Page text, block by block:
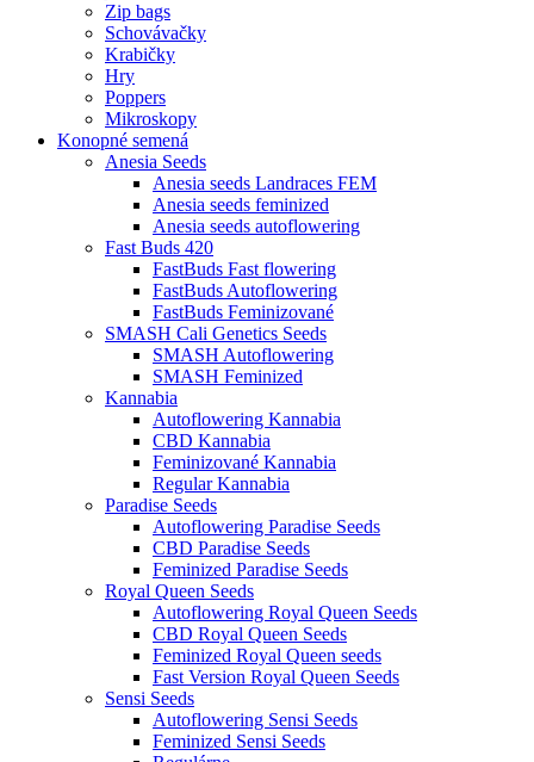
Zip bags
Schovávačky
Krabičky
Hry
Poppers
Mikroskopy
Konopné semená
Anesia Seeds
Anesia seeds Landraces FEM
Anesia seeds feminized
Anesia seeds autoflowering
Fast Buds 420
FastBuds Fast flowering
FastBuds Autoflowering
FastBuds Feminizované
SMASH Cali Genetics Seeds
SMASH Autoflowering
SMASH Feminized
Kannabia
Autoflowering Kannabia
CBD Kannabia
Feminizované Kannabia
Regular Kannabia
Paradise Seeds
Autoflowering Paradise Seeds
CBD Paradise Seeds
Feminized Paradise Seeds
Royal Queen Seeds
Autoflowering Royal Queen Seeds
CBD Royal Queen Seeds
Feminized Royal Queen seeds
Fast Version Royal Queen Seeds
Sensi Seeds
Autoflowering Sensi Seeds
Feminized Sensi Seeds